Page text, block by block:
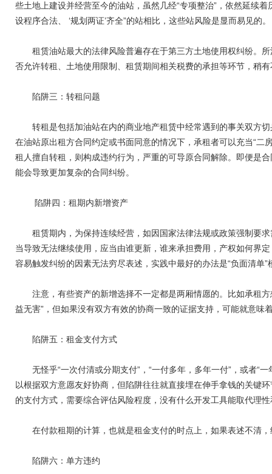
些土地上建设并经营至今的油站，虽然几经“专项整治”，依然延续
设程序合法、 ‘规划两证’齐全”的站相比，这些站风险是显而易见的。
租赁油站最大的法律风险普遍存在于第三方土地使用权纠纷。所
否允许转租、土地使用限制、租赁期间相关税费的承担等环节，稍
陷阱三：转租问题
转租是包括加油站在内的商业地产租赁中经常遇到的事关双方切
在油站原出租方合同约定或书面同意的情况下，承租者可以充当“
租人擅自转租，则构成违约行为，严重的可导原合同解除。即便是
能会导致更加复杂的合同纠纷。
陷阱四：租期内新增资产
租赁期内，为保持连续经营，如因国家法律法规或政策强制要求
当导致无法继续使用，应当由谁更新，谁来承担费用，产权如何界
容易触发纠纷的因素无法穷尽表述，实践中最好的办法是“负面清单”
注意，有些资产的新增选择不一定都是两厢情愿的。比如承租方
益无害”，但如果没有双方有效的协商一致的证据支持，可能就意味
陷阱五：租金支付方式
无怪乎“一次付清或分期支付”，“一付多年，多年一付”，或者“一
以根据双方意愿友好协商，但陷阱往往就直接埋在伸手拿钱的关键
的支付方式，需要综合评估风险程度，没有什么开发工具能取代理
在付款租期的计算，也就是租金支付的时点上，如果表述不清，
陷阱六：单方违约